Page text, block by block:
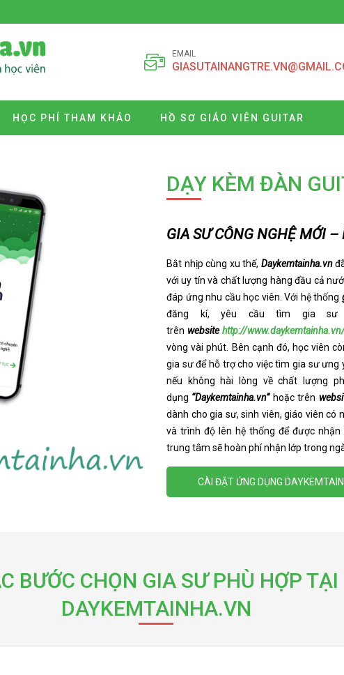
EMAIL
HỌC PHÍ THAM KHẢO HỒ SƠ GIÁO VIÊN GUITAR
DẠY KÈM ĐÀN
GIA SƯ CÔNG NGHỆ MỚI
Bắt nhịp cùng xu thế, Daykemtainha.vn
với uy tín và chất lượng hàng đầu cả
đáp ứng nhu cầu học viên. Với hệ thống
đăng kí, yêu cầu tìm gia
trên websitehttp://
vòng vài phút. Bên cạnh đó, học viên
gia sư để hỗ trợ cho việc tìm gia sư ưng
nếu không hài lòng về chất lượng
dụng “Daykemtainha.vn” hoặc trên
dành cho gia sư, sinh viên, giáo viên có
và trình độ lên hệ thống để được
trung tâm sẽ hoàn phí nhận lớp trong
CÀI ĐẶT ỨNG DỤNG
BƯỚC CHỌN GIA SƯ PHÙ HỢP TẠI
DAYKEMTAINHA.VN